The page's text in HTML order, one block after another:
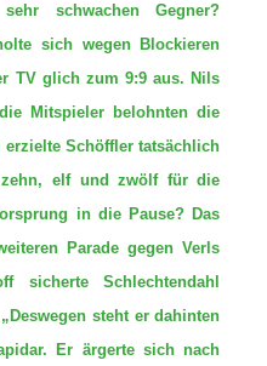
schwachen Gegner?
sich wegen Blockieren
TV glich zum 9:9 aus. Nils
Mitspieler belohnten die
Schöffler tatsächlich
elf und zwölf für die
in die Pause? Das
Parade gegen Verls
sicherte Schlechtendahl
steht er dahinten
Er ärgerte sich nach